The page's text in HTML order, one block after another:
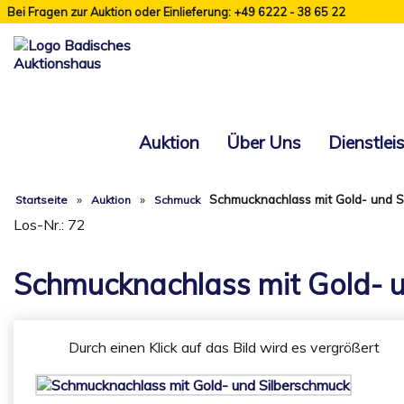
Bei Fragen zur Auktion oder Einlieferung: +49 6222 - 38 65 22
Auktion Über Uns
Startseite » Auktion » Schmuck Schmucknachlass mit Gold- und
Los-Nr.: 72
Schmucknachlass mit Gold-
Durch einen Klick auf das Bild wird es vergrößert